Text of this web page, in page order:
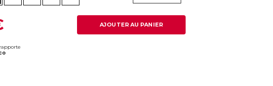
AJOUTER AU PANIER